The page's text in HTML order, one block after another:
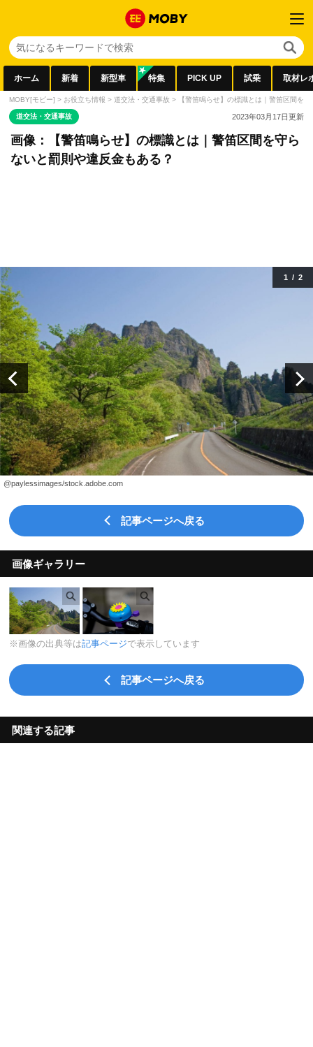
ホーム 新着 新型車 特集 PICK UP 試乗 取材レ
MOBY[モビー] > お役立ち情報 > 道交法・交通事故 > 【警笛鳴らせ】の標識とは｜警笛区間を
道交法・交通事故 2023年03月17日更新
画像：【警笛鳴らせ】の標識とは｜警笛区間を守ら
ないと罰則や違反金もある？
@paylessimages/stock.adobe.com
1 / 2
記事ページへ戻る
画像ギャラリー
※画像の出典等は記事ページで表示しています
記事ページへ戻る
関連する記事